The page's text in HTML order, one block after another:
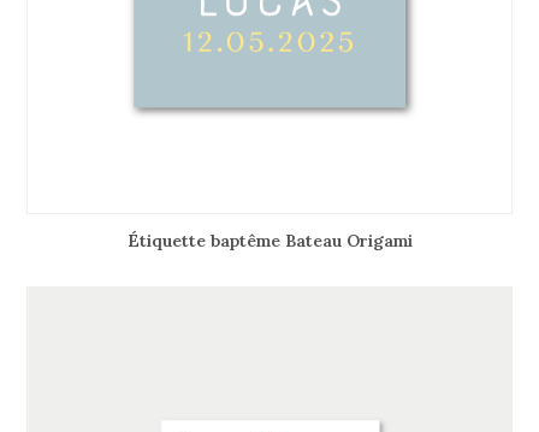
Étiquette baptême Bateau Origami